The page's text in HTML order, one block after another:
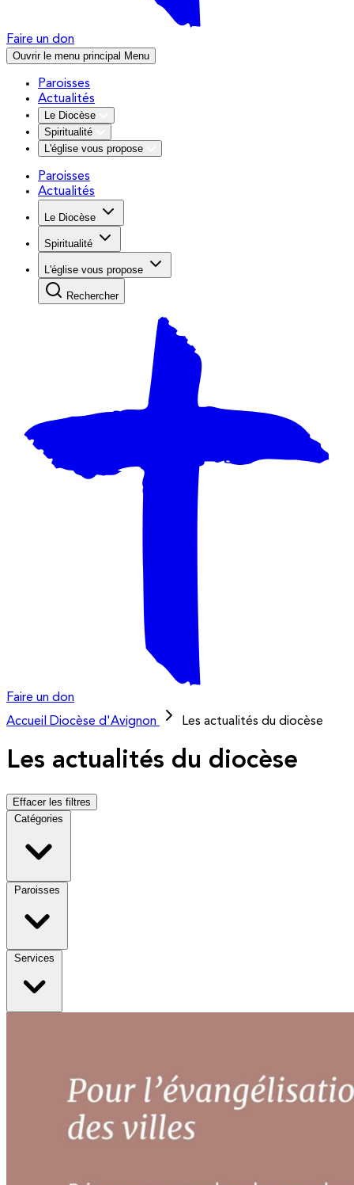
Faire un don
Ouvrir le menu principal Menu
Paroisses
Actualités
Le Diocèse
Spiritualité
L'église vous propose
Paroisses
Actualités
Le Diocèse
Spiritualité
L'église vous propose
Rechercher
Faire un don
Accueil
Diocèse d'Avignon Les actualités du diocèse
Les actualités du diocèse
Effacer les filtres
Catégories
Paroisses
Services